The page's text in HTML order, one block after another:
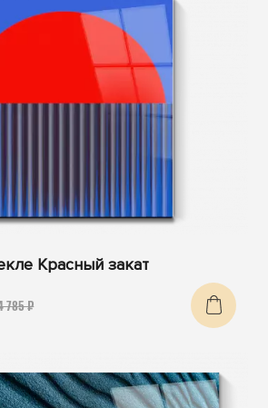
Красный закат
785 ₽